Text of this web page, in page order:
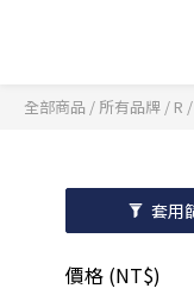
全部商品 / 所有品牌 / R /
套用
價格 (NT$)